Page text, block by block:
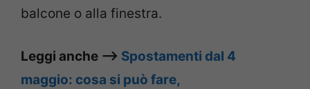
balcone o alla finestra.
Leggi anche –> Spostamenti dal 4
maggio: cosa si può fare,